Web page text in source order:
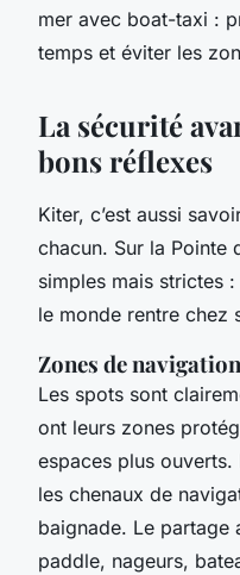
mer avec boat-taxi :
temps et éviter les
La sécurité
bons réflexes
Kiter, c’est aussi
chacun. Sur la Pointe
simples mais strictes
le monde rentre chez
Zones de
Les spots sont
ont leurs zones
espaces plus
les chenaux de
baignade. Le partage
paddle, nageurs,